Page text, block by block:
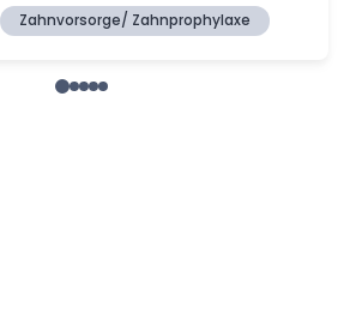
Zahnvorsorge/ Zahnprophylaxe